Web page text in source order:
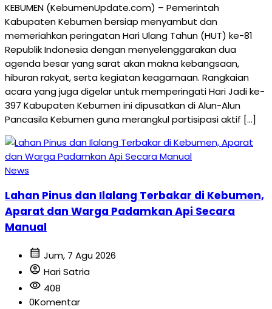
KEBUMEN (KebumenUpdate.com) – Pemerintah
Kabupaten Kebumen bersiap menyambut dan
memeriahkan peringatan Hari Ulang Tahun (HUT) ke-81
Republik Indonesia dengan menyelenggarakan dua
agenda besar yang sarat akan makna kebangsaan,
hiburan rakyat, serta kegiatan keagamaan. Rangkaian
acara yang juga digelar untuk memperingati Hari Jadi ke-
397 Kabupaten Kebumen ini dipusatkan di Alun-Alun
Pancasila Kebumen guna merangkul partisipasi aktif […]
News
Lahan Pinus dan Ilalang Terbakar di Kebumen,
Aparat dan Warga Padamkan Api Secara
Manual
calendar_month Jum, 7 Agu 2026
account_circle Hari Satria
visibility 408
0Komentar